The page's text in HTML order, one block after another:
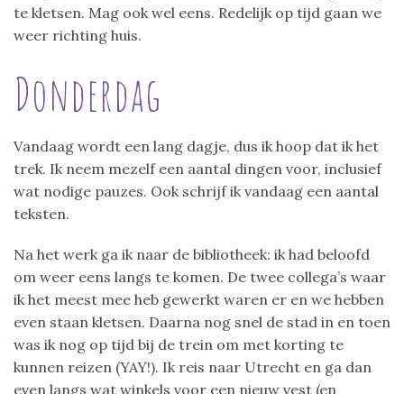
te kletsen. Mag ook wel eens. Redelijk op tijd gaan we
weer richting huis.
Donderdag
Vandaag wordt een lang dagje, dus ik hoop dat ik het
trek. Ik neem mezelf een aantal dingen voor, inclusief
wat nodige pauzes. Ook schrijf ik vandaag een aantal
teksten.
Na het werk ga ik naar de bibliotheek: ik had beloofd
om weer eens langs te komen. De twee collega’s waar
ik het meest mee heb gewerkt waren er en we hebben
even staan kletsen. Daarna nog snel de stad in en toen
was ik nog op tijd bij de trein om met korting te
kunnen reizen (YAY!). Ik reis naar Utrecht en ga dan
even langs wat winkels voor een nieuw vest (en